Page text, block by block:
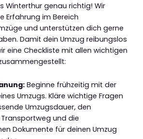
Winterthur genau richtig! Wir
Erfahrung im Bereich
und unterstützen dich gerne
Damit dein Umzug reibungslos
eine Checkliste mit allen wichtigen
Beginne frühzeitig mit der
Umzugs. Kläre wichtige Fragen
Umzugsdauer, den
und die
Dokumente für deinen Umzug